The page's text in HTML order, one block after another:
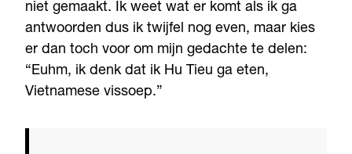
niet gemaakt. Ik weet wat er komt als ik ga
antwoorden dus ik twijfel nog even, maar kies
er dan toch voor om mijn gedachte te delen:
“Euhm, ik denk dat ik Hu Tieu ga eten,
Vietnamese vissoep.”